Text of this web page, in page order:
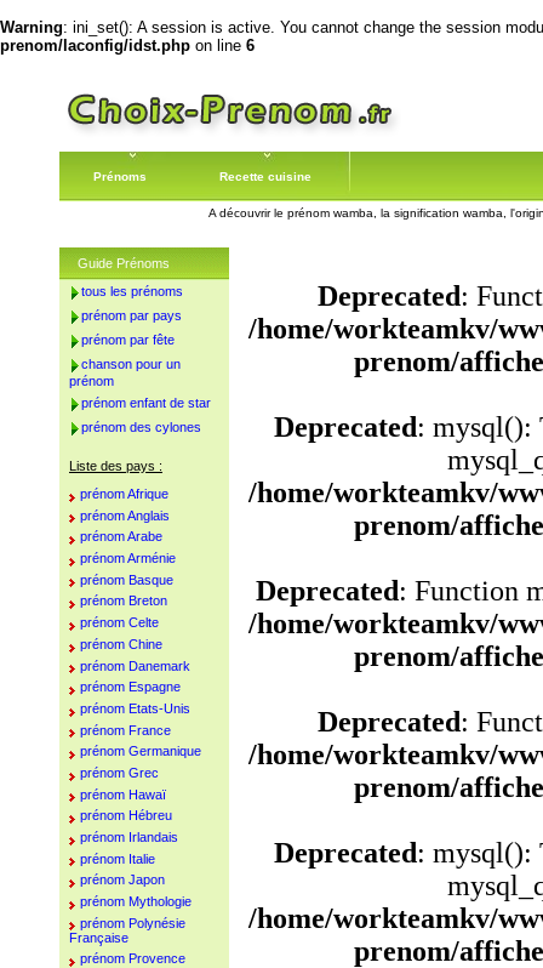
Warning: ini_set(): A session is active. You cannot change the session
prenom/laconfig/idst.php on line 6
Prénoms Recette cuisine
A découvrir le prénom wamba, la signification wamba,
Deprecated:
/home/workteamkv/
prenom/
Deprecated: mysql():
/home/workteamkv/
prenom/
Deprecated: Function
/home/workteamkv/
prenom/
Deprecated:
/home/workteamkv/
prenom/
Deprecated: mysql():
/home/workteamkv/
prenom/
Guide Prénoms
tous les prénoms
prénom par pays
prénom par fête
chanson pour un
prénom
prénom enfant de star
prénom des cylones
Liste des pays :
prénom Afrique
prénom Anglais
prénom Arabe
prénom Arménie
prénom Basque
prénom Breton
prénom Celte
prénom Chine
prénom Danemark
prénom Espagne
prénom Etats-Unis
prénom France
prénom Germanique
prénom Grec
prénom Hawaï
prénom Hébreu
prénom Irlandais
prénom Italie
prénom Japon
prénom Mythologie
prénom Polynésie
Française
prénom Provence